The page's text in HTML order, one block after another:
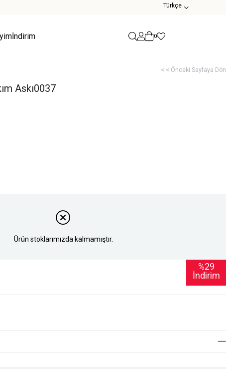
Türkçe
İndirim 0
< < Önceki Sayfaya Dön
Askı0037
Ürün stoklarımızda kalmamıştır.
%29
İndirim